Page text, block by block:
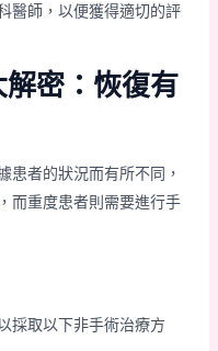
醫師，以便獲得適切的評
密：恢復有
患者的狀況而有所不同，
而重度患者則需要進行手
採取以下非手術治療方